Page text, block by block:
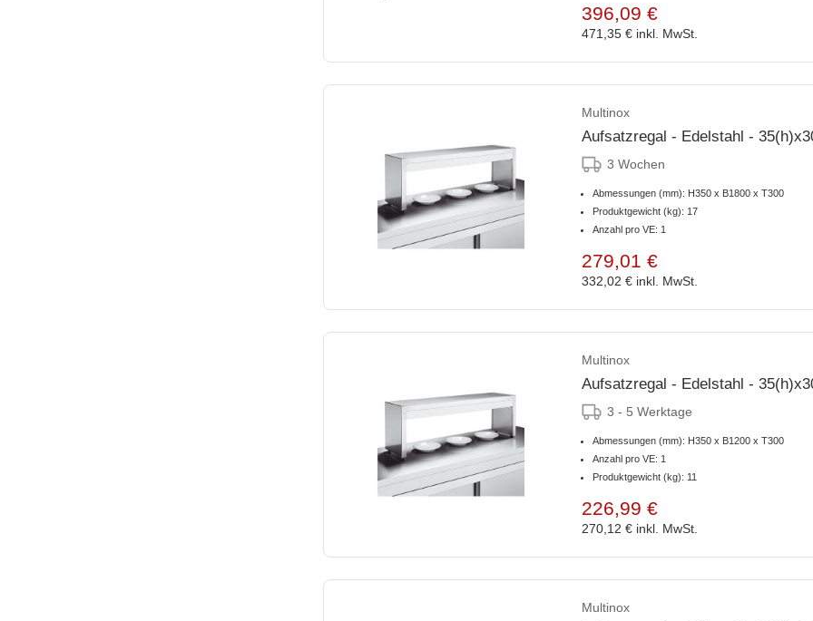
396,09 €
471,35 € inkl. MwSt.
Multinox
Aufsatzregal - Edelstahl -
3 Wochen
Abmessungen (mm): H350 x B1800 x T300
Produktgewicht (kg): 17
Anzahl pro VE: 1
279,01 €
332,02 € inkl. MwSt.
Multinox
Aufsatzregal - Edelstahl -
3 - 5 Werktage
Abmessungen (mm): H350 x B1200 x T300
Anzahl pro VE: 1
Produktgewicht (kg): 11
226,99 €
270,12 € inkl. MwSt.
Multinox